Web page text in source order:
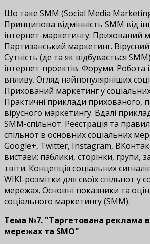
Що таке SMM (Social Media
Принципова відмінність SMM від
інтернет-маркетингу. Прихований
Партизанський маркетинг.
Сутність (де та як відбувається
інтернет-проектів. Форуми. Робота
впливу. Огляд найпопулярніших
Прихований маркетинг у
Практичні приклади прихованого,
вірусного маркетингу. Вдалі
SMM-спільнот. Реєстрація та
спільнот в основних соціальних
Google+, Twitter, Instagram,
вистави: паблики, сторінки, групи,
твіти. Концепція соціальних
WIKI-розмітки для своїх спільнот у
мережах. Основні показники та
соціального маркетингу (SMM).
Тема №7. "Таргетована реклама в
мережах та SMO"